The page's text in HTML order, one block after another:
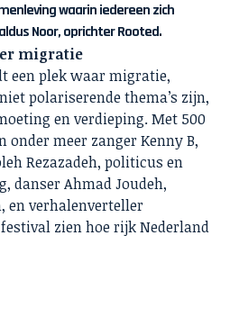
waarin iedereen zich
Noor, oprichter Rooted.
migratie
een plek waar migratie,
polariserende thema’s zijn,
en verdieping. Met 500
onder meer zanger Kenny B,
Rezazadeh, politicus en
danser Ahmad Joudeh,
en verhalenverteller
zien hoe rijk Nederland